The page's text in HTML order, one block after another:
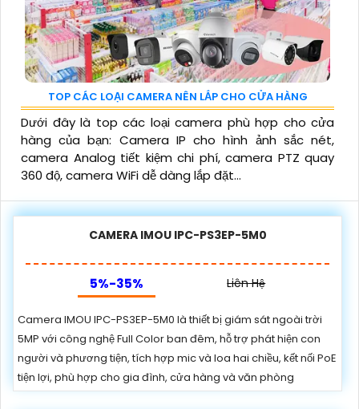
TOP CÁC LOẠI CAMERA NÊN LẮP CHO CỬA HÀNG
Dưới đây là top các loại camera phù hợp cho cửa
hàng của bạn: Camera IP cho hình ảnh sắc nét,
camera Analog tiết kiệm chi phí, camera PTZ quay
360 độ, camera WiFi dễ dàng lắp đặt...
CAMERA IMOU IPC-PS3EP-5M0
5%-35% Liên Hệ
Camera IMOU IPC-PS3EP-5M0 là thiết bị giám sát ngoài trời
5MP với công nghệ Full Color ban đêm, hỗ trợ phát hiện con
người và phương tiện, tích hợp mic và loa hai chiều, kết nối PoE
tiện lợi, phù hợp cho gia đình, cửa hàng và văn phòng